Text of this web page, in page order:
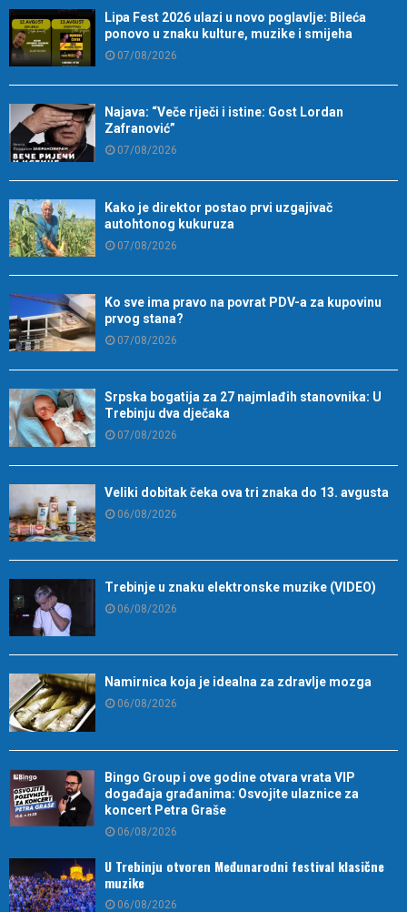
Lipa Fest 2026 ulazi u novo poglavlje: Bileća
ponovo u znaku kulture, muzike i smijeha
07/08/2026
Najava: “Veče riječi i istine: Gost Lordan
Zafranović”
07/08/2026
Kako je direktor postao prvi uzgajivač
autohtonog kukuruza
07/08/2026
Ko sve ima pravo na povrat PDV-a za kupovinu
prvog stana?
07/08/2026
Srpska bogatija za 27 najmlađih stanovnika: U
Trebinju dva dječaka
07/08/2026
Veliki dobitak čeka ova tri znaka do 13. avgusta
06/08/2026
Trebinje u znaku elektronske muzike (VIDEO)
06/08/2026
Namirnica koja je idealna za zdravlje mozga
06/08/2026
Bingo Group i ove godine otvara vrata VIP
događaja građanima: Osvojite ulaznice za
koncert Petra Graše
06/08/2026
U Trebinju otvoren Međunarodni festival klasične
muzike
06/08/2026